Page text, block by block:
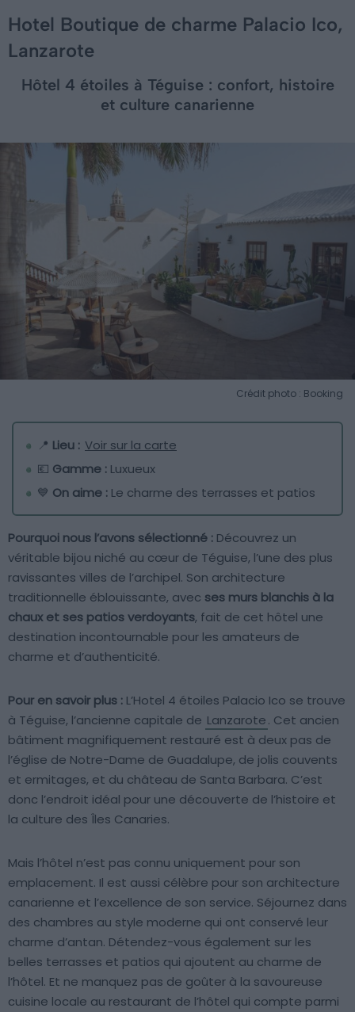
Hotel Boutique de charme Palacio Ico,
Lanzarote
Hôtel 4 étoiles à Téguise : confort, histoire
et culture canarienne
Crédit photo : Booking
📍 Lieu : Voir sur la carte
💶 Gamme : Luxueux
💙 On aime : Le charme des terrasses et patios
Pourquoi nous l’avons sélectionné : Découvrez un
véritable bijou niché au cœur de Téguise, l’une des plus
ravissantes villes de l’archipel. Son architecture
traditionnelle éblouissante, avec ses murs blanchis à la
chaux et ses patios verdoyants, fait de cet hôtel une
destination incontournable pour les amateurs de
charme et d’authenticité.
Pour en savoir plus : L’Hotel 4 étoiles Palacio Ico se trouve
à Téguise, l’ancienne capitale de Lanzarote. Cet ancien
bâtiment magnifiquement restauré est à deux pas de
l’église de Notre-Dame de Guadalupe, de jolis couvents
et ermitages, et du château de Santa Barbara. C’est
donc l’endroit idéal pour une découverte de l’histoire et
la culture des Îles Canaries.
Mais l’hôtel n’est pas connu uniquement pour son
emplacement. Il est aussi célèbre pour son architecture
canarienne et l’excellence de son service. Séjournez dans
des chambres au style moderne qui ont conservé leur
charme d’antan. Détendez-vous également sur les
belles terrasses et patios qui ajoutent au charme de
l’hôtel. Et ne manquez pas de goûter à la savoureuse
cuisine locale au restaurant de l’hôtel qui compte parmi